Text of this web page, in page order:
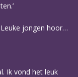
Leuke jongen hoor…
Ik vond het leuk